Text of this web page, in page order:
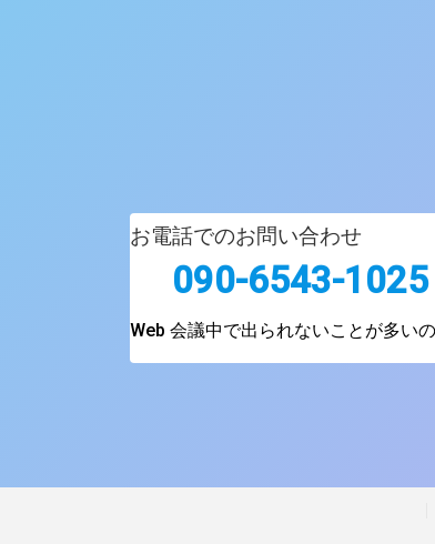
お電話でのお問い合わせ
090-6543-1025
Web 会議中で出られないことが多い